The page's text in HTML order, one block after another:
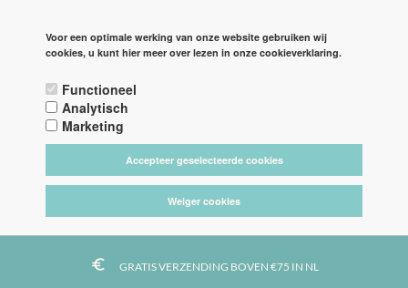
tag_faces DE LEUKSTE STOFFEN
https
euro_symbol GRATIS VERZENDING BOVEN €75 IN NL
Voor een optimale werking van onze website gebruiken wij
cookies, u kunt hier meer over lezen in onze cookieverklaring.
Functioneel
Analytisch
Marketing
Accepteer geselecteerde cookies
Weiger cookies